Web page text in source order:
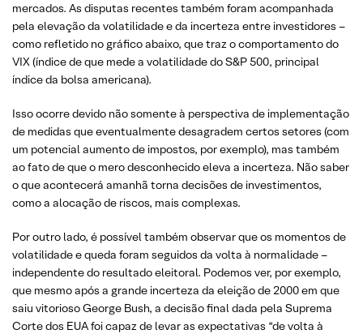
mercados. As disputas recentes também foram acompanhada
pela elevação da volatilidade e da incerteza entre investidores –
como refletido no gráfico abaixo, que traz o comportamento do
VIX (índice de que mede a volatilidade do S&P 500, principal
índice da bolsa americana).
Isso ocorre devido não somente à perspectiva de implementação
de medidas que eventualmente desagradem certos setores (com
um potencial aumento de impostos, por exemplo), mas também
ao fato de que o mero desconhecido eleva a incerteza. Não saber
o que acontecerá amanhã torna decisões de investimentos,
como a alocação de riscos, mais complexas.
Por outro lado, é possível também observar que os momentos de
volatilidade e queda foram seguidos da volta à normalidade –
independente do resultado eleitoral. Podemos ver, por exemplo,
que mesmo após a grande incerteza da eleição de 2000 em que
saiu vitorioso George Bush, a decisão final dada pela Suprema
Corte dos EUA foi capaz de levar as expectativas “de volta à